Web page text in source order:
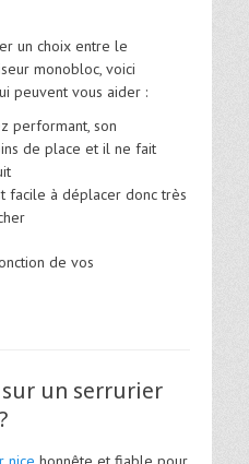
un choix entre le
monobloc, voici
peuvent vous aider :
performant, son
de place et il ne fait
facile à déplacer donc très
de vos
un serrurier